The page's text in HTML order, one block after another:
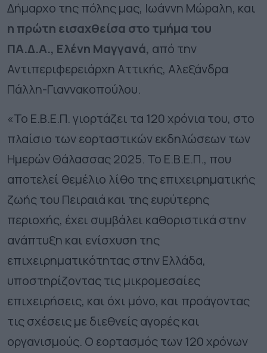
Δήμαρχο της πόλης μας, Ιωάννη Μώραλη, και
η πρώτη εισαχθείσα στο τμήμα του
ΠΑ.Δ.Α., Ελένη Μαγγανά, από την
Αντιπεριφερειάρχη Αττικής, Αλεξάνδρα
Πάλλη-Γιαννακοπούλου.
«Το Ε.Β.Ε.Π. γιορτάζει τα 120 χρόνια του, στο
πλαίσιο των εορταστικών εκδηλώσεων των
Ημερών Θάλασσας 2025. Το Ε.Β.Ε.Π., που
αποτελεί θεμέλιο λίθο της επιχειρηματικής
ζωής του Πειραιά και της ευρύτερης
περιοχής, έχει συμβάλει καθοριστικά στην
ανάπτυξη και ενίσχυση της
επιχειρηματικότητας στην Ελλάδα,
υποστηρίζοντας τις μικρομεσαίες
επιχειρήσεις, και όχι μόνο, και προάγοντας
τις σχέσεις με διεθνείς αγορές και
οργανισμούς. Ο εορτασμός των 120 χρόνων